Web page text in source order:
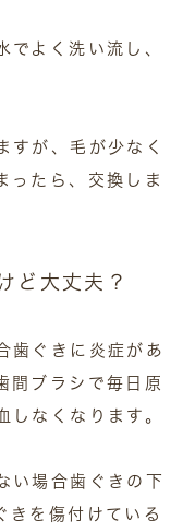
でよく洗い流し、
すが、毛が少なく
ったら、交換しま
ど大丈夫？
歯ぐきに炎症があ
間ブラシで毎日原
しなくなります。
い場合歯ぐきの下
きを傷付けている